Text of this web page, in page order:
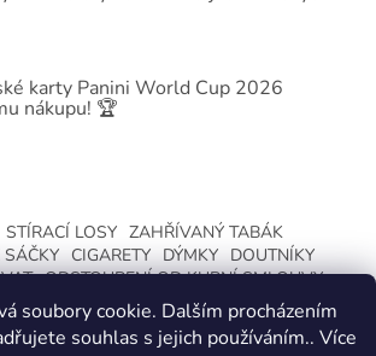
soubory cookie. Dalším procházením
souhlas s jejich používáním.. Více
karty Panini World Cup 2026
nákupu! 🏆
STÍRACÍ LOSY ZAHŘÍVANÝ TABÁK
CIGARETY DÝMKY
DOUTNÍKY
ODSTOUPENÍ OD KUPNÍ SMLOUVY